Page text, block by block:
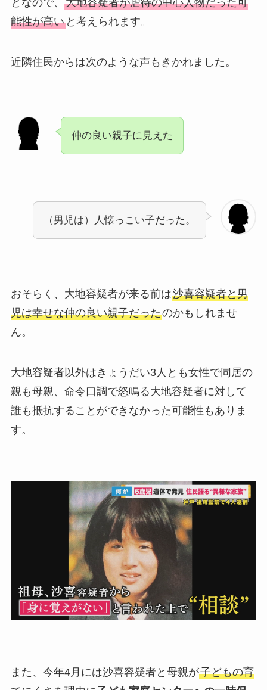
となので、 大地容疑者が虐待の中心人物だった可
能性が高いと考えられます。
近隣住民からは次のような声もきかれました。
仲の良い親子に見えた
（男児は）人懐っこい子だった。
おそらく、大地容疑者が来る前は沙喜容疑者と男
児は幸せな仲の良い親子だったのかもしれませ
ん。
大地容疑者以外はきょうだい3人とも女性で同居の
親も母親、命令口調で怒鳴る大地容疑者に対して
誰も抵抗することができなかった可能性もありま
す。
また、今年4月には沙喜容疑者と母親が子どもの育